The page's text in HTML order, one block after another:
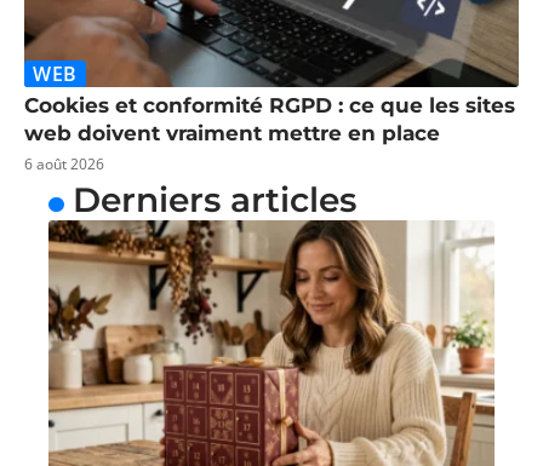
WEB
Cookies et conformité RGPD : ce que les sites
web doivent vraiment mettre en place
6 août 2026
Derniers articles